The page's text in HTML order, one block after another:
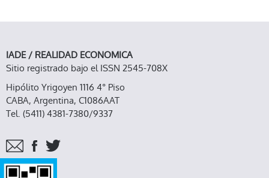
IADE / REALIDAD ECONOMICA
Sitio registrado bajo el ISSN 2545-708X
Hipólito Yrigoyen 1116 4° Piso
CABA, Argentina, C1086AAT
Tel. (5411) 4381-7380/9337